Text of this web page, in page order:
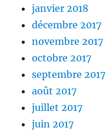
janvier 2018
décembre 2017
novembre 2017
octobre 2017
septembre 2017
août 2017
juillet 2017
juin 2017